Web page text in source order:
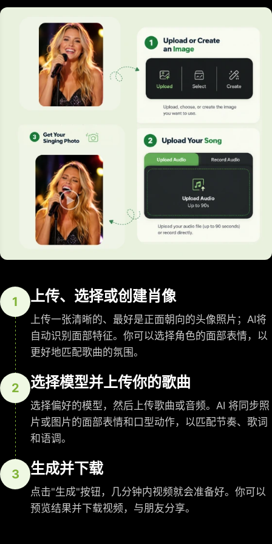
1 上传、选择或创建肖像
上传一张清晰的、最好是正面朝向的头像照片；AI将
自动识别面部特征。你可以选择角色的面部表情，以
更好地匹配歌曲的氛围。
2 选择模型并上传你的歌曲
选择偏好的模型，然后上传歌曲或音频。AI 将同步照
片或图片的面部表情和口型动作，以匹配节奏、歌词
和语调。
3 生成并下载
点击"生成"按钮，几分钟内视频就会准备好。你可以
预览结果并下载视频，与朋友分享。